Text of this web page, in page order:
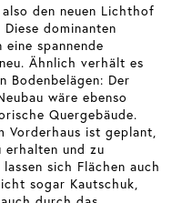
den neuen Lichthof
dominanten
spannende
Ähnlich verhält es
Bodenbelägen: Der
wäre ebenso
Quergebäude.
Vorderhaus ist geplant,
und zu
sich Flächen auch
sogar Kautschuk,